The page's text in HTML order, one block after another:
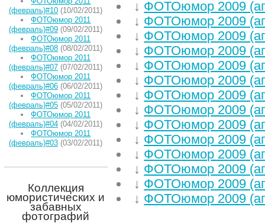
(февраль)#10 (10/02/2011)
ФОТОюмор 2011
(февраль)#09 (09/02/2011)
ФОТОюмор 2011
(февраль)#08 (08/02/2011)
ФОТОюмор 2011
(февраль)#07 (07/02/2011)
ФОТОюмор 2011
(февраль)#06 (06/02/2011)
ФОТОюмор 2011
(февраль)#05 (05/02/2011)
ФОТОюмор 2011
(февраль)#04 (04/02/2011)
ФОТОюмор 2011
(февраль)#03 (03/02/2011)
Коллекция
юмористических и
забавных
фотографий
↓ ФОТОюмор 2009
↓ ФОТОюмор 2009
↓ ФОТОюмор 2009
↓ ФОТОюмор 2009
↓ ФОТОюмор 2009
↓ ФОТОюмор 2009
↓ ФОТОюмор 2009
↓ ФОТОюмор 2009
↓ ФОТОюмор 2009
↓ ФОТОюмор 2009
↓ ФОТОюмор 2009
↓ ФОТОюмор 2009
↓ ФОТОюмор 2009
↓ ФОТОюмор 2009